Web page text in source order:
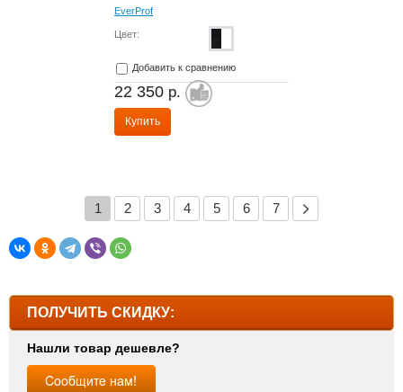
ПОЛУЧИТЬ СКИДКУ:
Нашли товар дешевле?
EverProf
Цвет:
Добавить к сравнению
22 350 р.
Купить
1 2 3 4 5 6 7